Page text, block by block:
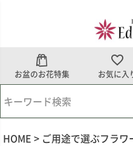
お盆のお花特集 お気に入
HOME ご用途で選ぶフラワ